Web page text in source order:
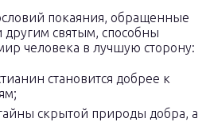
покаяния, обращенные
другим святым, способны
человека в лучшую сторону:
становится добрее к
скрытой природы добра, а